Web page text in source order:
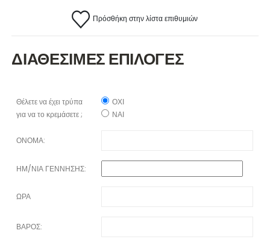
Πρόσθήκη στην λίστα επιθυμιών
ΔΙΑΘΕΣΙΜΕΣ ΕΠΙΛΟΓΕΣ
Θέλετε να έχει τρύπα
για να το κρεμάσετε ;
ΟΧΙ
ΝΑΙ
ΟΝΟΜΑ:
ΗΜ/ΝΙΑ ΓΕΝΝΗΣΗΣ:
ΩΡΑ
ΒΑΡΟΣ: